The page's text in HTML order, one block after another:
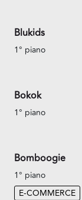
Blukids
1° piano
Bokok
1° piano
Bomboogie
1° piano
E-COMMERCE